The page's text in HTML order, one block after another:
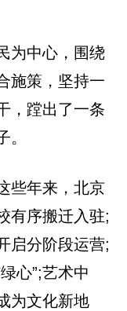
为中心，围绕
施策，坚持一
，蹚出了一条
些年来，北京
有序搬迁入驻;
启分阶段运营;
心”;艺术中
为文化新地